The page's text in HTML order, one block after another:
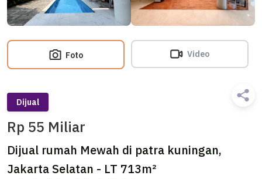
Foto Video
Dijual
Rp 55 Miliar
Dijual rumah Mewah di patra kuningan,
Jakarta Selatan - LT 713m²